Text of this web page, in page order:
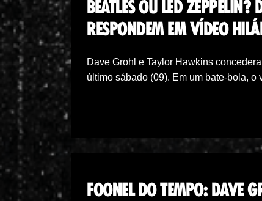
BEATLES OU LED
RESPONDEM EM VÍDEO
Dave Grohl e Taylor Hawkins
último sábado (09). Em um bate-bola,
FOONEL DO TEMPO: DAVE